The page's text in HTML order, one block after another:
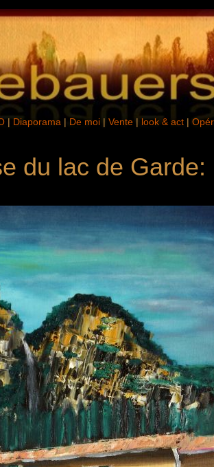
| Diaporama| De moi| Vente| look & act |
du lac de